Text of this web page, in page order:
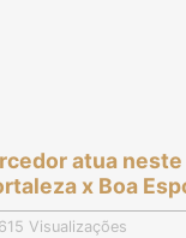
atua
x Boa
Visualizações